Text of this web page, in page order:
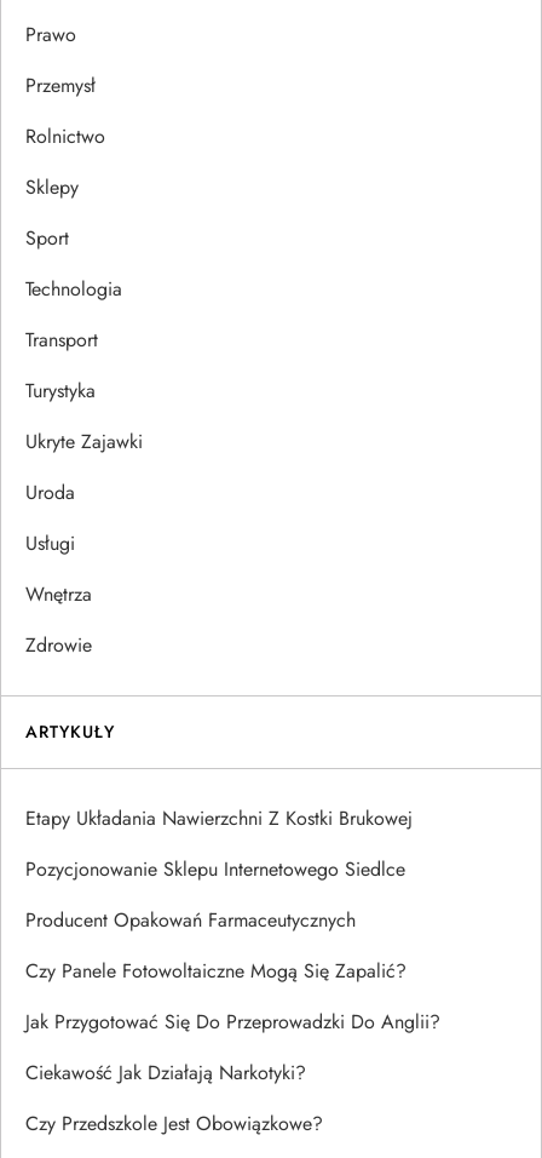
Prawo
Przemysł
Rolnictwo
Sklepy
Sport
Technologia
Transport
Turystyka
Ukryte Zajawki
Uroda
Usługi
Wnętrza
Zdrowie
ARTYKUŁY
Etapy Układania Nawierzchni Z Kostki Brukowej
Pozycjonowanie Sklepu Internetowego Siedlce
Producent Opakowań Farmaceutycznych
Czy Panele Fotowoltaiczne Mogą Się Zapalić?
Jak Przygotować Się Do Przeprowadzki Do Anglii?
Ciekawość Jak Działają Narkotyki?
Czy Przedszkole Jest Obowiązkowe?